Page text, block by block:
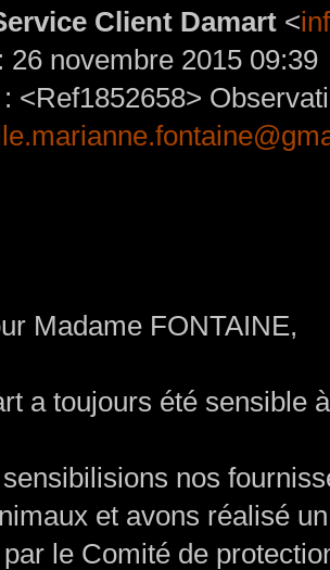
Client Damart <
26 novembre 2015 09:39
<Ref1852658>
Madame FONTAINE,
a toujours été sensible
nos
et avons réalisé
le Comité de